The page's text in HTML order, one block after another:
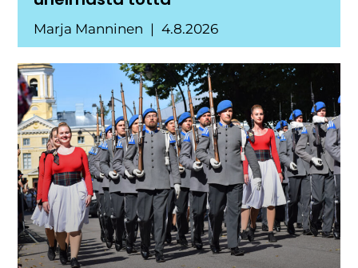
Marja Manninen 4.8.2026